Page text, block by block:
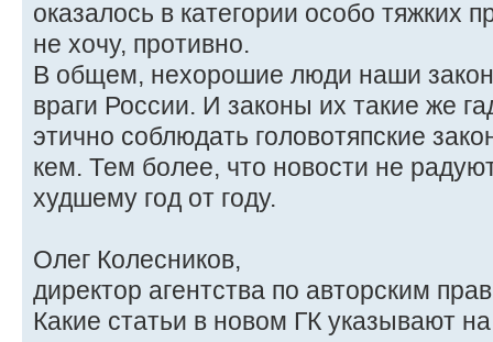
оказалось в категории особо тяжких
не хочу, противно.
В общем, нехорошие люди наши
враги России. И законы их такие же
этично соблюдать головотяпские
кем. Тем более, что новости не
худшему год от году.
Олег Колесников,
директор агентства по авторским
Какие статьи в новом ГК указывают